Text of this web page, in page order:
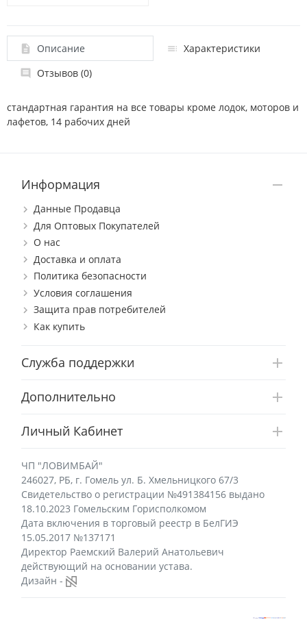
Описание
Характеристики
Отзывов (0)
стандартная гарантия на все товары кроме лодок, моторов и
лафетов, 14 рабочих дней
Информация
Данные Продавца
Для Оптовых Покупателей
О нас
Доставка и оплата
Политика безопасности
Условия соглашения
Защита прав потребителей
Как купить
Служба поддержки
Дополнительно
Личный Кабинет
ЧП "ЛОВИМБАЙ"
246027, РБ, г. Гомель ул. Б. Хмельницкого 67/3
Свидетельство о регистрации №491384156 выдано
18.10.2023 Гомельским Горисполкомом
Дата включения в торговый реестр в БелГИЭ
15.05.2017 №137171
Директор Раемский Валерий Анатольевич
действующий на основании устава.
Дизайн -